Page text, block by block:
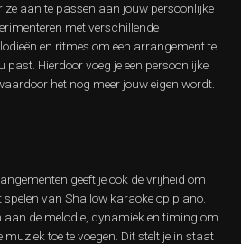
ze aan te passen aan jouw persoonlijke
met verschillende
en ritmes om een arrangement te
past. Hierdoor voeg je een persoonlijke
het nog meer jouw eigen wordt.
geeft je ook de vrijheid om
van Shallow karaoke op piano.
aan de melodie, dynamiek en timing om
toe te voegen. Dit stelt je in staat